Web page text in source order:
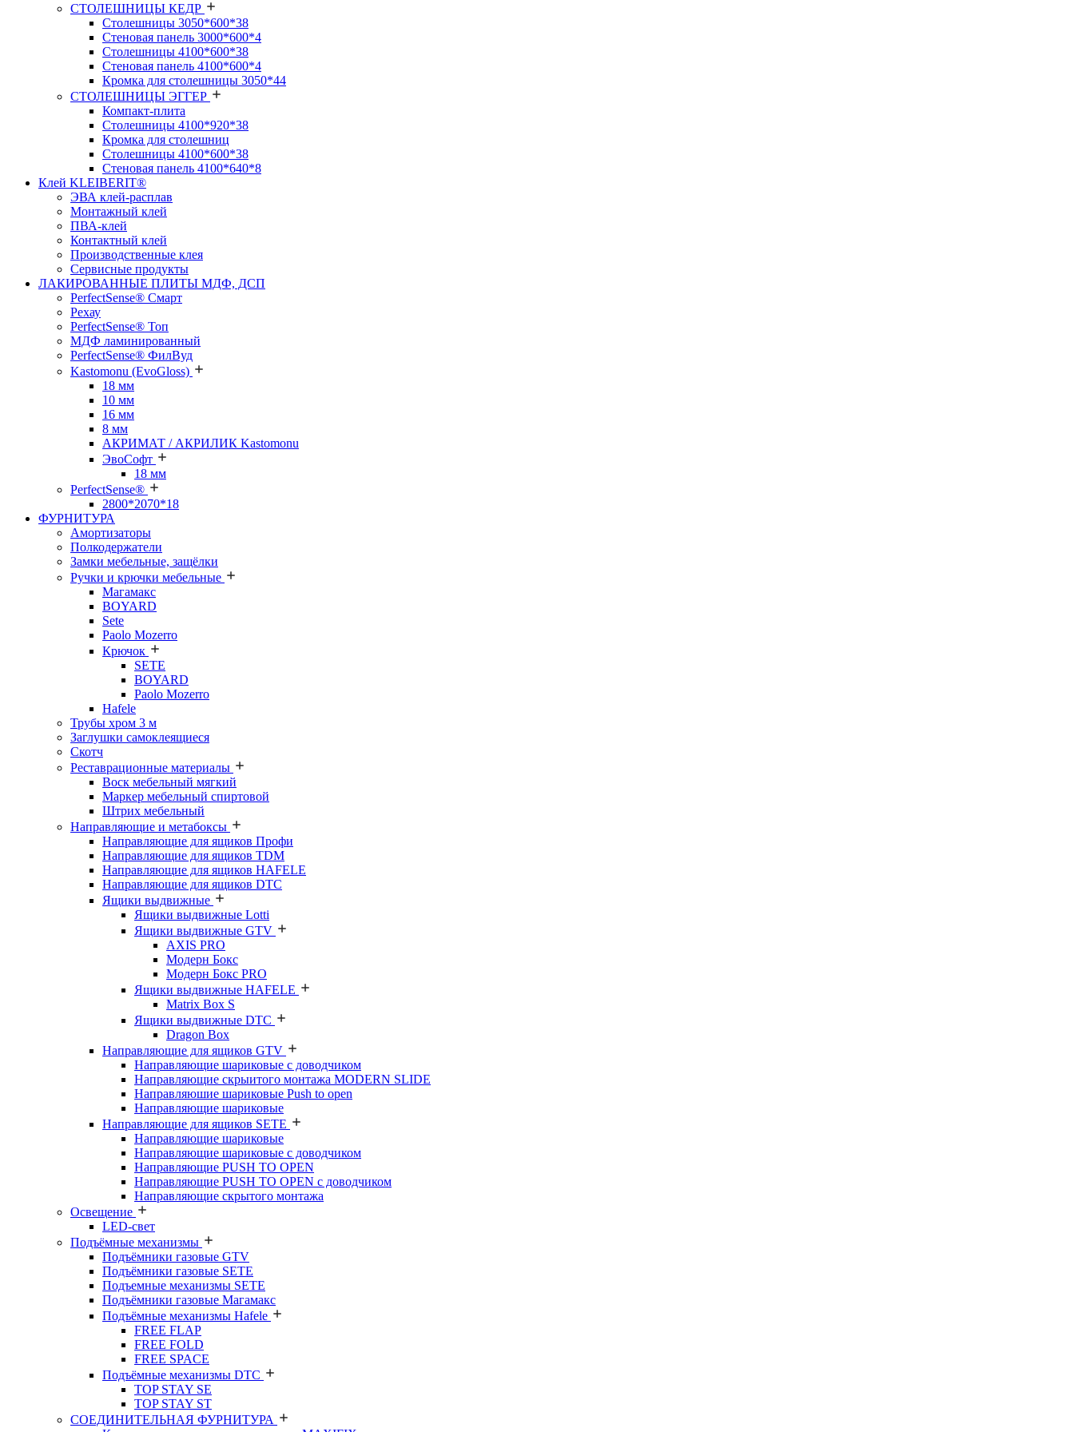
СТОЛЕШНИЦЫ КЕДР
Столешницы 3050*600*38
Стеновая панель 3000*600*4
Столешницы 4100*600*38
Стеновая панель 4100*600*4
Кромка для столешницы 3050*44
СТОЛЕШНИЦЫ ЭГГЕР
Компакт-плита
Столешницы 4100*920*38
Кромка для столешниц
Столешницы 4100*600*38
Стеновая панель 4100*640*8
Клей KLEIBERIT®
ЭВА клей-расплав
Монтажный клей
ПВА-клей
Контактный клей
Производственные клея
Сервисные продукты
ЛАКИРОВАННЫЕ ПЛИТЫ МДФ, ДСП
PerfectSense® Смарт
Рехау
PerfectSense® Топ
МДФ ламинированный
PerfectSense® ФилВуд
Kastomonu (EvoGloss)
18 мм
10 мм
16 мм
8 мм
АКРИМАТ / АКРИЛИК Kastomonu
ЭвоСофт
18 мм
PerfectSense®
2800*2070*18
ФУРНИТУРА
Амортизаторы
Полкодержатели
Замки мебельные, защёлки
Ручки и крючки мебельные
Магамакс
BOYARD
Sete
Paolo Mozerro
Крючок
SETE
BOYARD
Paolo Mozerro
Hafele
Трубы хром 3 м
Заглушки самоклеящиеся
Скотч
Реставрационные материалы
Воск мебельный мягкий
Маркер мебельный спиртовой
Штрих мебельный
Направляющие и метабоксы
Направляющие для ящиков Профи
Направляющие для ящиков TDM
Направляющие для ящиков HAFELE
Направляющие для ящиков DTC
Ящики выдвижные
Ящики выдвижные Lotti
Ящики выдвижные GTV
AXIS PRO
Модерн Бокс
Модерн Бокс PRO
Ящики выдвижные HAFELE
Matrix Box S
Ящики выдвижные DTC
Dragon Box
Направляющие для ящиков GTV
Направляющие шариковые с доводчиком
Направляющие скрыитого монтажа MODERN SLIDE
Направляюшие шариковые Push to open
Направляющие шариковые
Направляющие для ящиков SETE
Направляющие шариковые
Направляющие шариковые с доводчиком
Направляющие PUSH TO OPEN
Направляющие PUSH TO OPEN с доводчиком
Направляющие скрытого монтажа
Освещение
LED-свет
Подъёмные механизмы
Подъёмники газовые GTV
Подъёмники газовые SETE
Подъемные механизмы SETE
Подъёмники газовые Магамакс
Подъёмные механизмы Hafele
FREE FLAP
FREE FOLD
FREE SPACE
Подъёмные механизмы DTC
TOP STAY SE
TOP STAY ST
СОЕДИНИТЕЛЬНАЯ ФУРНИТУРА